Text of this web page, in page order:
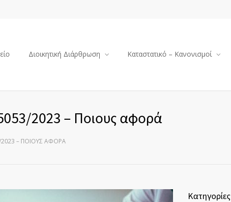
Διοικητική Διάρθρωση Καταστατικό – Κανονισμοί
2023 – Ποιους αφορά
– ΠΟΙΟΥΣ ΑΦΟΡΆ
Κατηγορίες